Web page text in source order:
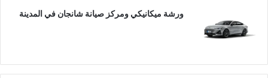
ورشة ميكانيكي ومركز صيانة شانجان في المدينة